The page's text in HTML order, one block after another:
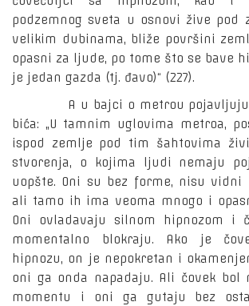
podzemnog sveta u osnovi žive pod
velikim dubinama, bliže površini
opasni za ljude, po tome što se bave
je jedan gazda (tj. đavo)“ (227).
A u bajci o metrou pojavljuju
bića: „U tamnim uglovima metroa,
ispod zemlje pod tim šahtovima
stvorenja, o kojima ljudi nemaju
uopšte. Oni su bez forme, nisu vidni
ali tamo ih ima veoma mnogo i
Oni ovladavaju silnom hipnozom i
momentalno blokraju. Ako je
hipnozu, on je nepokretan i
oni ga onda napadaju. Ali čovek bol
momentu i oni ga gutaju bez